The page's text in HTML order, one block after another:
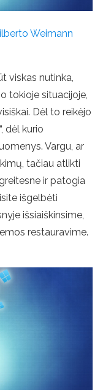
Weimann
viskas nutinka,
tokioje situacijoje,
Dėl to reikėjo
dėl kurio
Vargu, ar
tačiau atlikti
ir patogia
išgelbėti
išsiaiškinsime,
restauravime.